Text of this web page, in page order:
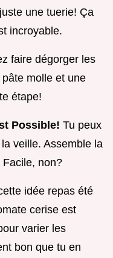
une tuerie! Ça
incroyable.
faire dégorger les
molle et une
étape!
Possible! Tu peux
veille. Assemble la
non?
idée repas été
cerise est
varier les
bon que tu en